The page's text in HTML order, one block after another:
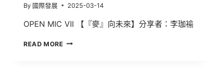
By 國際發展 2025-03-14
OPEN MIC VII 【『麥』向未來】分享者：李珈褕
READ MORE OPEN